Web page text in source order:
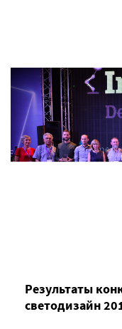
Результаты
светодизайн